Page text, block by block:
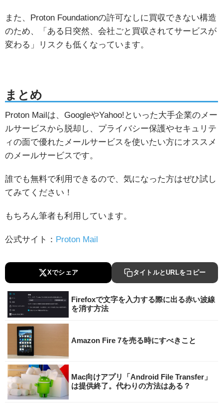
また、Proton Foundationの許可なしに買収できない構造
のため、「ある日突然、会社ごと買収されてサービスが
変わる」リスクも低くなっています。
まとめ
Proton Mailは、GoogleやYahoo!といった大手企業のメー
ルサービスから脱却し、プライバシー保護やセキュリテ
ィの面で優れたメールサービスを使いたい方にオススメ
のメールサービスです。
誰でも無料で利用できるので、気になった方はぜひ試し
てみてください！
もちろん筆者も利用しています。
公式サイト： Proton Mail
Xでシェア タイトルとURLをコピー
Firefoxで文字を入力する際に出る赤い波線
を消す方法
Amazon Fire 7を売る時にすべきこと
Mac向けアプリ「Android File Transfer」
は提供終了。代わりの方法はある？